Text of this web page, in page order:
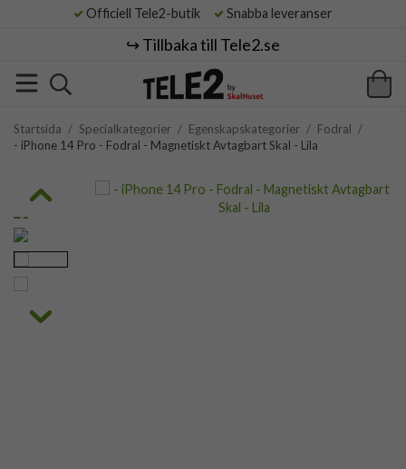
Officiell Tele2-butik Snabba leveranser
↪️ Tillbaka till Tele2.se
Startsida / Specialkategorier / Egenskapskategorier / Fodral /
- iPhone 14 Pro - Fodral - Magnetiskt Avtagbart Skal - Lila